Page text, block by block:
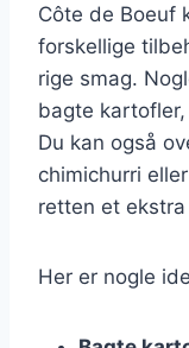
Côte de Boeuf
forskellige
rige smag.
bagte
Du kan også
chimichurri
retten et
Her er nogle